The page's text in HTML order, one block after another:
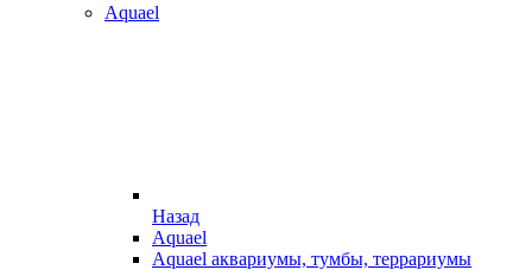
Aquael
Назад
Aquael
Aquael аквариумы, тумбы, террариумы